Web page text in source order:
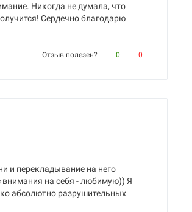
Никогда не думала, что
Сердечно благодарю
Отзыв полезен? 0 0
и перекладывание на него
внимания на себя - любимую)) Я
абсолютно разрушительных